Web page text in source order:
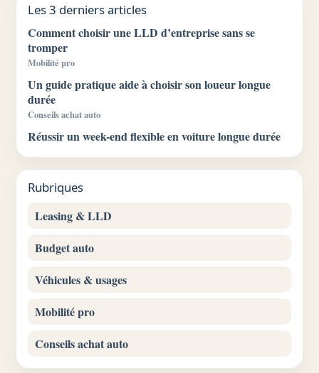
Les 3 derniers articles
Comment choisir une LLD d’entreprise sans se
tromper
Mobilité pro
Un guide pratique aide à choisir son loueur longue
durée
Conseils achat auto
Réussir un week-end flexible en voiture longue durée
Rubriques
Leasing & LLD
Budget auto
Véhicules & usages
Mobilité pro
Conseils achat auto